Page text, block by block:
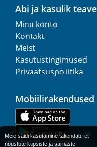
Abi ja kasulik teave
Minu konto
Kontakt
Meist
Kasutustingimused
Privaatsuspoliitika
Mobiilirakendused
Meie saidi kasutamine tähendab, et
nõustute küpsiste ja sarnaste